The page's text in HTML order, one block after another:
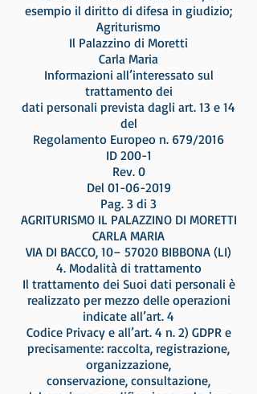
esempio il diritto di difesa in giudizio;
Agriturismo
Il Palazzino di Moretti
Carla Maria
Informazioni all’interessato sul
trattamento dei
dati personali prevista dagli art. 13 e 14
del
Regolamento Europeo n. 679/2016
ID 200-1
Rev. 0
Del 01-06-2019
Pag. 3 di 3
AGRITURISMO IL PALAZZINO DI MORETTI
CARLA MARIA
VIA DI BACCO, 10– 57020 BIBBONA (LI)
4. Modalità di trattamento
Il trattamento dei Suoi dati personali è
realizzato per mezzo delle operazioni
indicate all’art. 4
Codice Privacy e all’art. 4 n. 2) GDPR e
precisamente: raccolta, registrazione,
organizzazione,
conservazione, consultazione,